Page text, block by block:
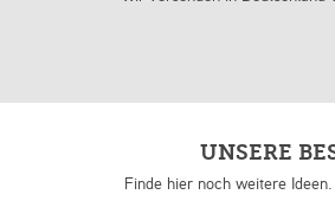
UNSERE
Finde hier noch weitere